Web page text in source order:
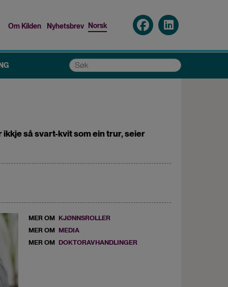
menu
Om Kilden Nyhetsbrev Norsk
Søk
så svart-kvit som ein trur, seier
MER OM KJØNNSROLLER
MER OM MEDIA
MER OM DOKTORAVHANDLINGER